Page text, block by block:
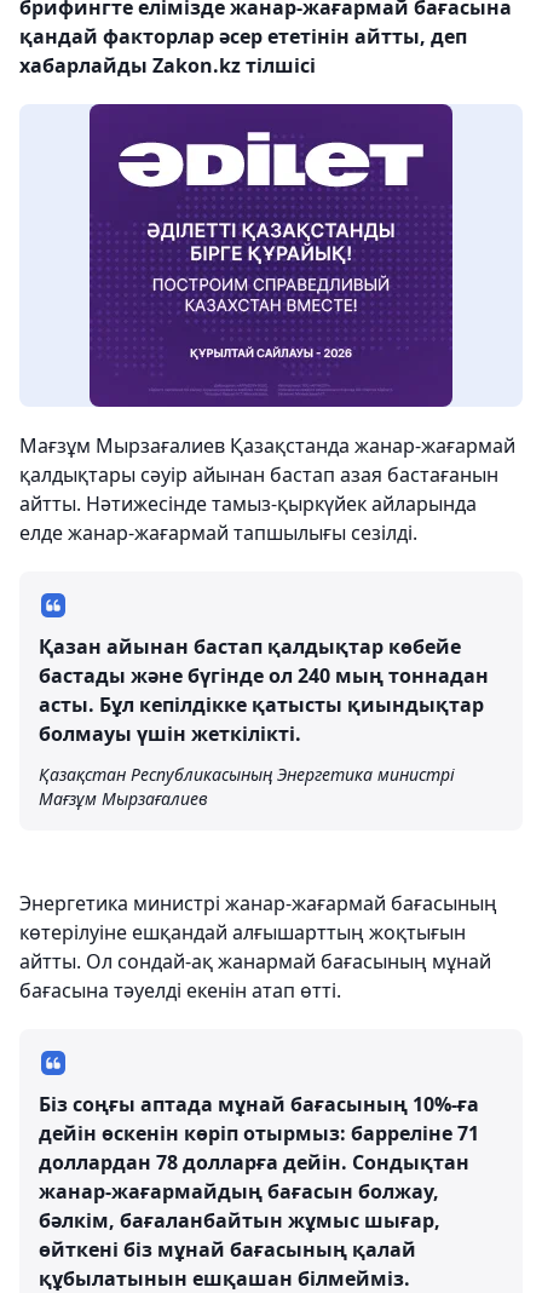
брифингте елімізде жанар-жағармай бағасына
қандай факторлар әсер ететінін айтты, деп
хабарлайды Zakon.kz тілшісі
Мағзұм Мырзағалиев Қазақстанда жанар-жағармай
қалдықтары сәуір айынан бастап азая бастағанын
айтты. Нәтижесінде тамыз-қыркүйек айларында
елде жанар-жағармай тапшылығы сезілді.
Қазан айынан бастап қалдықтар көбейе
бастады және бүгінде ол 240 мың тоннадан
асты. Бұл кепілдікке қатысты қиындықтар
болмауы үшін жеткілікті.
Қазақстан Республикасының Энергетика министрі
Мағзұм Мырзағалиев
Энергетика министрі жанар-жағармай бағасының
көтерілуіне ешқандай алғышарттың жоқтығын
айтты. Ол сондай-ақ жанармай бағасының мұнай
бағасына тәуелді екенін атап өтті.
Біз соңғы аптада мұнай бағасының 10%-ға
дейін өскенін көріп отырмыз: барреліне 71
доллардан 78 долларға дейін. Сондықтан
жанар-жағармайдың бағасын болжау,
бәлкім, бағаланбайтын жұмыс шығар,
өйткені біз мұнай бағасының қалай
құбылатынын ешқашан білмейміз.